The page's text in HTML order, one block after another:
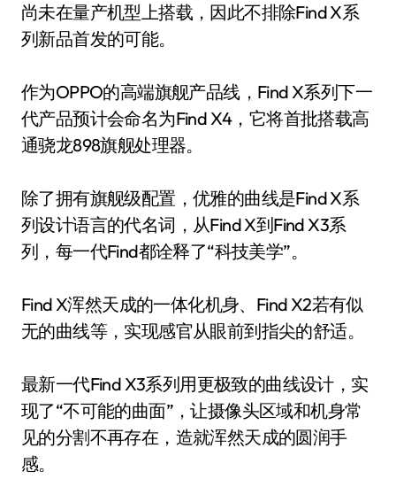
尚未在量产机型上搭载，因此不排除Find X系
列新品首发的可能。
作为OPPO的高端旗舰产品线，Find X系列下一
代产品预计会命名为Find X4，它将首批搭载高
通骁龙898旗舰处理器。
除了拥有旗舰级配置，优雅的曲线是Find X系
列设计语言的代名词，从Find X到Find X3系
列，每一代Find都诠释了“科技美学”。
Find X浑然天成的一体化机身、Find X2若有似
无的曲线等，实现感官从眼前到指尖的舒适。
最新一代Find X3系列用更极致的曲线设计，实
现了“不可能的曲面”，让摄像头区域和机身常
见的分割不再存在，造就浑然天成的圆润手
感。